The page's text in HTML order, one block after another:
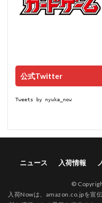
公式Twitter
Tweets by nyuka_now
ニュース 入荷情報
©
入荷Nowは、amazon.co.jpを宣